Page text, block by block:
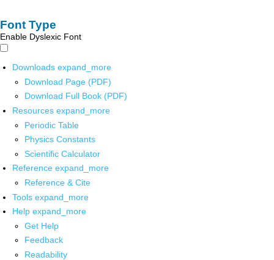
Font Type
Enable Dyslexic Font
Downloads expand_more
Download Page (PDF)
Download Full Book (PDF)
Resources expand_more
Periodic Table
Physics Constants
Scientific Calculator
Reference expand_more
Reference & Cite
Tools expand_more
Help expand_more
Get Help
Feedback
Readability